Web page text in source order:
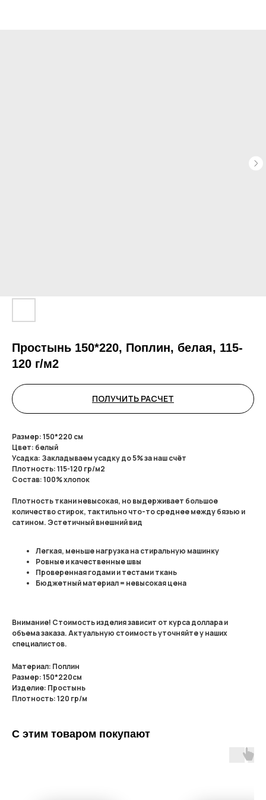
Простынь 150*220, Поплин, белая, 115-
120 г/м2
ПОЛУЧИТЬ РАСЧЕТ
Размер: 150*220 см
Цвет: белый
Усадка: Закладываем усадку до 5% за наш счёт
Плотность: 115-120 гр/м2
Состав: 100% хлопок
Плотность ткани невысокая, но выдерживает большое
количество стирок, тактильно что-то среднее между бязью и
сатином. Эстетичный внешний вид
Легкая, меньше нагрузка на стиральную машинку
Ровные и качественные швы
Проверенная годами и тестами ткань
Бюджетный материал = невысокая цена
Внимание! Стоимость изделия зависит от курса доллара и
объема заказа. Актуальную стоимость уточняйте у наших
специалистов.
Материал: Поплин
Размер: 150*220см
Изделие: Простынь
Плотность: 120 гр/м
С этим товаром покупают